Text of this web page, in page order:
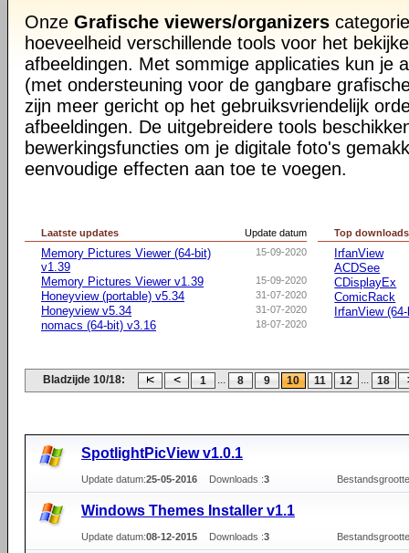
Onze Grafische viewers/organizers
hoeveelheid verschillende tools voor het
afbeeldingen. Met sommige applicaties kun je
(met ondersteuning voor de gangbare
zijn meer gericht op het gebruiksvriendelijk
afbeeldingen. De uitgebreidere tools
bewerkingsfuncties om je digitale foto's
eenvoudige effecten aan toe te voegen.
Update datum
Laatste updates
15-09-2020
Memory Pictures Viewer (64-bit)
v1.39
15-09-2020
Memory Pictures Viewer v1.39
31-07-2020
Honeyview (portable) v5.34
31-07-2020
Honeyview v5.34
18-07-2020
nomacs (64-bit) v3.16
Top downloads
IrfanView
ACDSee
CDisplayEx
ComicRack
IrfanView
Bladzijde 10/18: 1 ... 8 9 10 11 12 ... 18
SpotlightPicView v1.0.1
Update datum:25-05-2016 Downloads :3
Windows Themes Installer v1.1
Update datum:08-12-2015 Downloads :3